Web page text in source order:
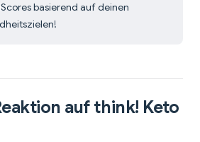
basierend auf deinen
auf think! Keto